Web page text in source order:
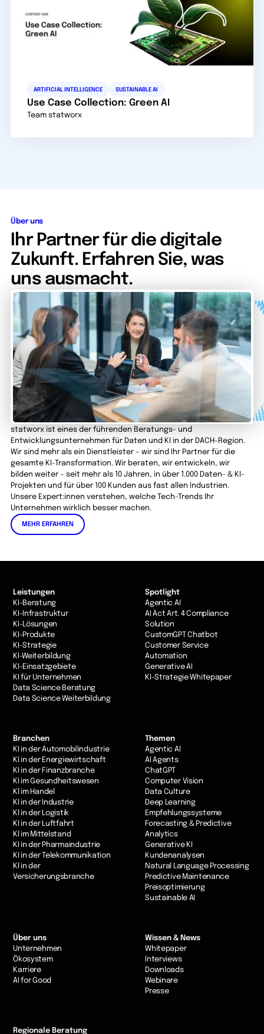
ARTIFICIAL INTELLIGENCE SUSTAINABLE AI
Use Case Collection: Green AI
Team statworx
Über uns
Ihr Partner für die digitale
Zukunft. Erfahren Sie, was
uns ausmacht.
statworx ist eines der führenden Beratungs- und
Entwicklungsunternehmen für Daten und KI in der DACH-Region.
Wir sind mehr als ein Dienstleister – wir sind Ihr Partner für die
gesamte KI-Transformation. Wir beraten, wir entwickeln, wir
bilden weiter – seit mehr als 10 Jahren, in über 1.000 Daten- & KI-
Projekten und für über 100 Kunden aus fast allen Industrien.
Unsere Expert:innen verstehen, welche Tech-Trends Ihr
Unternehmen wirklich besser machen.
MEHR ERFAHREN
Leistungen
KI-Beratung
KI-Infrastruktur
KI-Lösungen
KI-Produkte
KI-Strategie
KI-Weiterbildung
KI-Einsatzgebiete
KI für Unternehmen
Data Science Beratung
Data Science Weiterbildung
Branchen
KI in der Automobilindustrie
KI in der Energiewirtschaft
KI in der Finanzbranche
KI im Gesundheitswesen
Kl im Handel
KI in der Industrie
Kl in der Logistik
KI in der Luftfahrt
Kl im Mittelstand
KI in der Pharmaindustrie
KI in der Telekommunikation
Kl in der
Versicherungsbranche
Themen
Agentic AI
AI Agents
ChatGPT
Computer Vision
Data Culture
Deep Learning
Empfehlungssysteme
Forecasting & Predictive
Analytics
Generative KI
Kundenanalysen
Natural Language Processing
Predictive Maintenance
Preisoptimierung
Sustainable AI
Spotlight
Agentic AI
AI Act Art. 4 Compliance
Solution
CustomGPT Chatbot
Customer Service
Automation
Generative AI
KI-Strategie Whitepaper
Über uns
Unternehmen
Ökosystem
Karriere
AI for Good
Wissen & News
Whitepaper
Interviews
Downloads
Webinare
Presse
Regionale Beratung